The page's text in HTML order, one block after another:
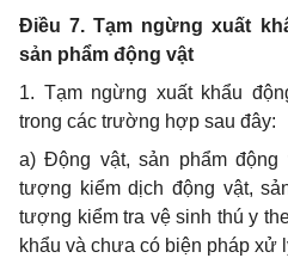
Điều 7. Tạm ngừng xuất
sản phẩm động vật
1. Tạm ngừng xuất khẩu
trong các trường hợp sau đây:
a) Động vật, sản phẩm
tượng kiểm dịch động vật,
tượng kiểm tra vệ sinh thú y
khẩu và chưa có biện pháp xử